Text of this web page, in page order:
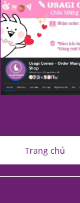
Trang chủ